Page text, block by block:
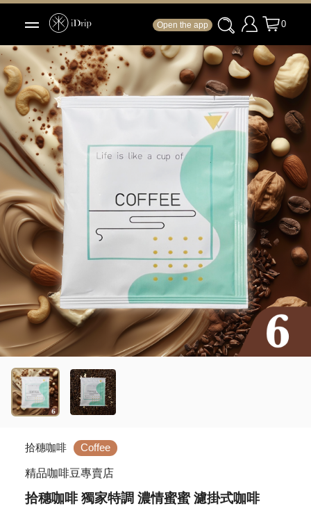
Open the app 0
拾穗咖啡 Coffee
精品咖啡豆專賣店
拾穗咖啡 獨家特調 濃情蜜蜜 濾掛式咖啡